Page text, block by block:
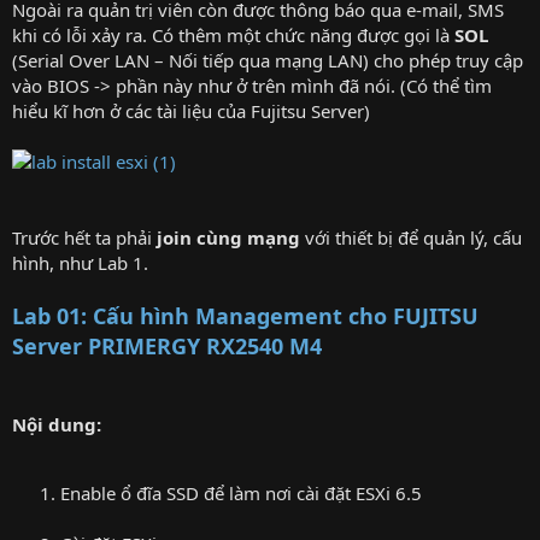
Ngoài ra quản trị viên còn được thông báo qua e-mail, SMS
khi có lỗi xảy ra. Có thêm một chức năng được gọi là SOL
(Serial Over LAN – Nối tiếp qua mạng LAN) cho phép truy cập
vào BIOS -> phần này như ở trên mình đã nói. (Có thể tìm
hiểu kĩ hơn ở các tài liệu của Fujitsu Server)
Trước hết ta phải join cùng mạng với thiết bị để quản lý, cấu
hình, như Lab 1.
Lab 01: Cấu hình Management cho FUJITSU
Server PRIMERGY RX2540 M4
Nội dung:
Enable ổ đĩa SSD để làm nơi cài đặt ESXi 6.5